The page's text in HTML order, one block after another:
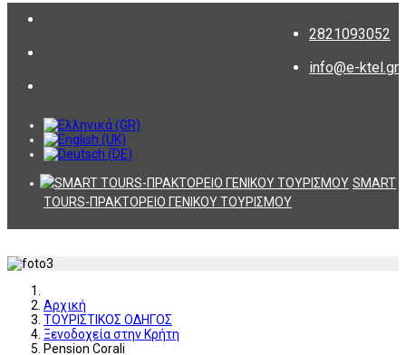
2821093052
info@e-ktel.gr
SMART
TOURS-ΠΡΑΚΤΟΡΕΙΟ ΓΕΝΙΚΟΥ ΤΟΥΡΙΣΜΟΥ
Αρχική
ΤΟΥΡΙΣΤΙΚΟΣ ΟΔΗΓΟΣ
Ξενοδοχεία στην Κρήτη
Pension Corali